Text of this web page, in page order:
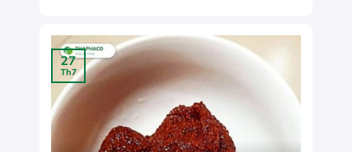
27
Th7